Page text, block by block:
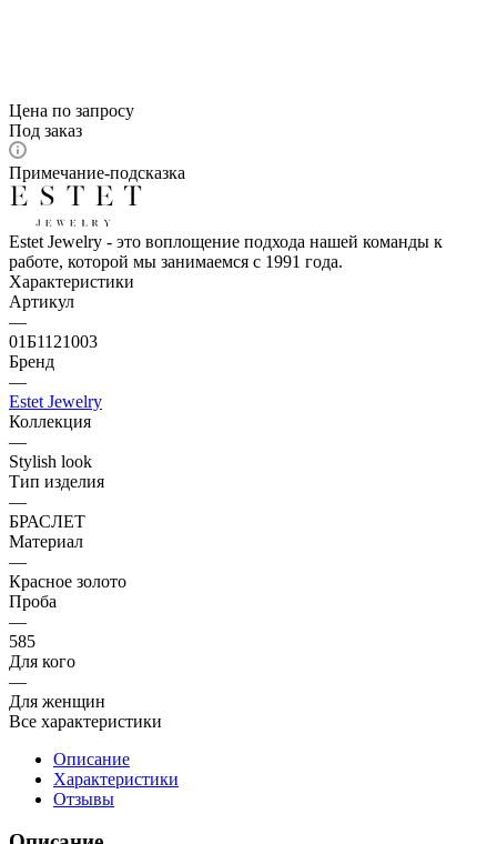
Цена по запросу
Под заказ
Примечание-подсказка
Estet Jewelry - это воплощение подхода нашей команды к
работе, которой мы занимаемся с 1991 года.
Характеристики
Артикул
—
01Б1121003
Бренд
—
Estet Jewelry
Коллекция
—
Stylish look
Тип изделия
—
БРАСЛЕТ
Материал
—
Красное золото
Проба
—
585
Для кого
—
Для женщин
Все характеристики
Описание
Характеристики
Отзывы